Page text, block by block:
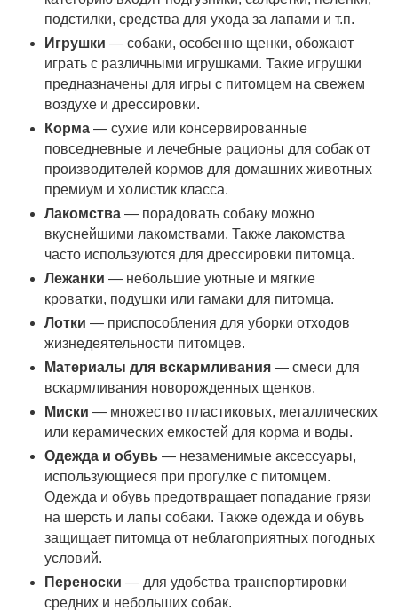
подстилки, средства для ухода за лапами и т.п.
Игрушки — собаки, особенно щенки, обожают
играть с различными игрушками. Такие игрушки
предназначены для игры с питомцем на свежем
воздухе и дрессировки.
Корма — сухие или консервированные
повседневные и лечебные рационы для собак от
производителей кормов для домашних животных
премиум и холистик класса.
Лакомства — порадовать собаку можно
вкуснейшими лакомствами. Также лакомства
часто используются для дрессировки питомца.
Лежанки — небольшие уютные и мягкие
кроватки, подушки или гамаки для питомца.
Лотки — приспособления для уборки отходов
жизнедеятельности питомцев.
Материалы для вскармливания — смеси для
вскармливания новорожденных щенков.
Миски — множество пластиковых, металлических
или керамических емкостей для корма и воды.
Одежда и обувь — незаменимые аксессуары,
использующиеся при прогулке с питомцем.
Одежда и обувь предотвращает попадание грязи
на шерсть и лапы собаки. Также одежда и обувь
защищает питомца от неблагоприятных погодных
условий.
Переноски — для удобства транспортировки
средних и небольших собак.